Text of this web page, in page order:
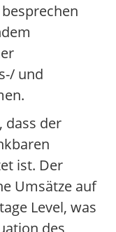
und
dass der
ist. Der
Umsätze auf
Level, was
des